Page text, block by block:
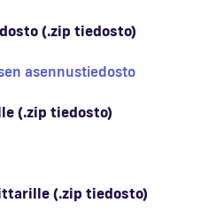
(.zip tiedosto)
asennustiedosto
(.zip tiedosto)
(.zip tiedosto)